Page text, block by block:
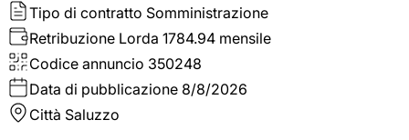
Tipo di contratto Somministrazione
Retribuzione Lorda 1784.94 mensile
Codice annuncio 350248
Data di pubblicazione 8/8/2026
Città Saluzzo